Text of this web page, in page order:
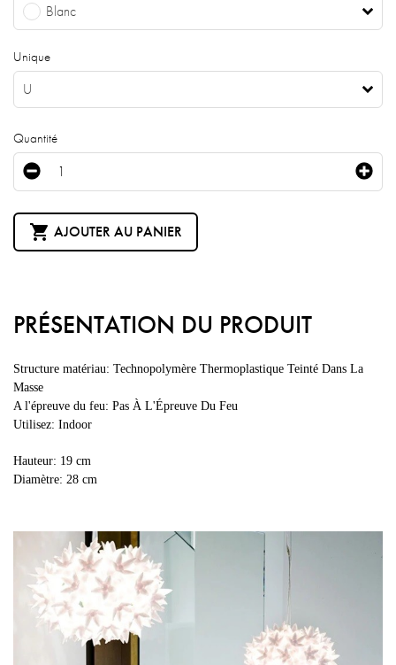
Blanc
Unique
U
Quantité
 AJOUTER AU PANIER
PRÉSENTATION DU PRODUIT
Structure matériau: Technopolymère Thermoplastique Teinté Dans La
Masse
A l'épreuve du feu: Pas À L'Épreuve Du Feu
Utilisez: Indoor
Hauteur: 19 cm
Diamètre: 28 cm